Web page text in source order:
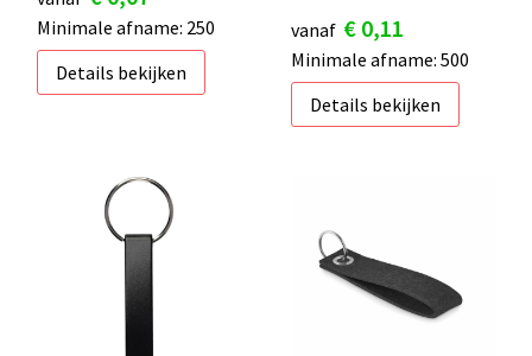
Minimale afname: 250
Details bekijken
vanaf € 0,11
Minimale afname: 500
Details bekijken